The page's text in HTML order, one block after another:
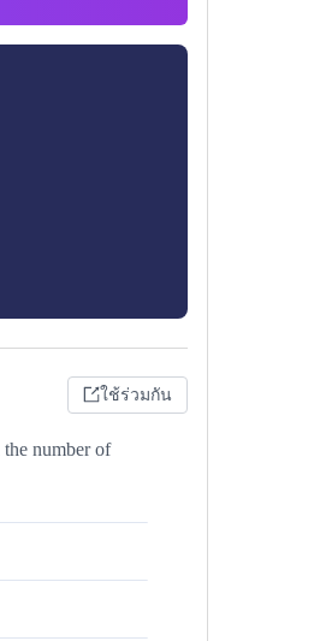
ใช้ร่วมกัน
number of